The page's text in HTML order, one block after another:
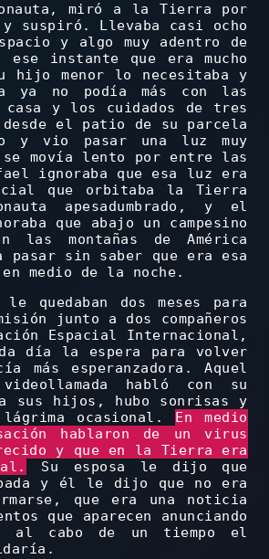
miró a la Tierra por
suspiró. Llevaba casi ocho
y algo muy adentro de
instante que era mucho
hijo menor lo necesitaba y
ya no podía más con las
casa y los cuidados de tres
el patio de su parcela
y vio pasar una luz muy
movía lento por entre las
ignoraba que esa luz era
que orbitaba la Tierra
apesadumbrado, y el
que abajo un campesino
las montañas de América
sin saber que era esa
medio de la noche.
quedaban dos meses para
junto a dos compañeros
Espacial Internacional,
día la espera para volver
más esperanzadora. Aquel
habló con su
sus hijos, hubo sonrisas y
ocasional. En medio
hablaron de un virus
y que en la Tierra era
Su esposa le dijo que
y él le dijo que no era
que era una noticia
que aparecen anunciando
al cabo de un tiempo el